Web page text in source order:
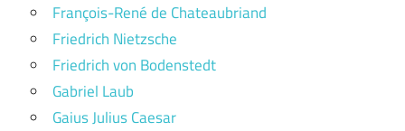
François-René de Chateaubriand
Friedrich Nietzsche
Friedrich von Bodenstedt
Gabriel Laub
Gaius Julius Caesar